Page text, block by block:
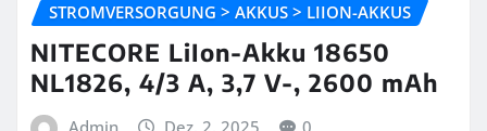
STROMVERSORGUNG > AKKUS > LIION-AKKUS
NITECORE LiIon-Akku 18650
NL1826, 4/3 A, 3,7 V-, 2600 mAh